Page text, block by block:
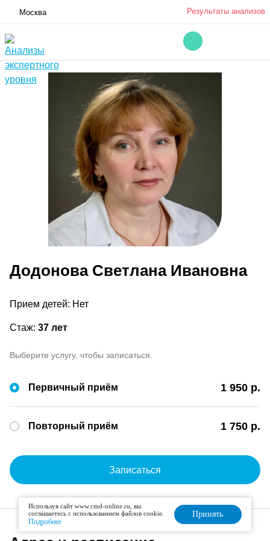
Москва Результаты анализов
Додонова Светлана Ивановна
Прием детей: Нет
Стаж: 37 лет
Выберите услугу, чтобы записаться.
Первичный приём 1 950 р.
Повторный приём 1 750 р.
Записаться
Используя сайт www.cmd-online.ru, вы
соглашаетесь с использованием файлов cookie.
Подробнее
Принять